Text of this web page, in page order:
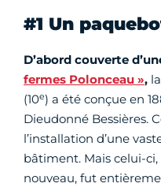
#1 Un
D’abord couverte
fermes Polonceau »,
(10e) a été conçue en
Dieudonné Bessières.
l’installation d’une
bâtiment. Mais celui-
nouveau, fut